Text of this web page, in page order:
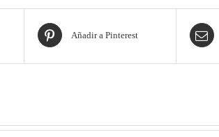
Añadir a Pinterest